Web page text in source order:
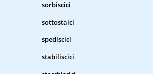
sorbiscici
sottostaici
spediscici
stabiliscici